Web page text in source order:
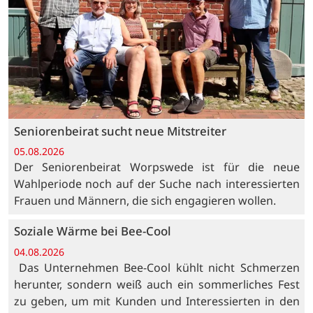
Seniorenbeirat sucht neue Mitstreiter
05.08.2026
Der Seniorenbeirat Worpswede ist für die neue
Wahlperiode noch auf der Suche nach interessierten
Frauen und Männern, die sich engagieren wollen.
Soziale Wärme bei Bee-Cool
04.08.2026
Das Unternehmen Bee-Cool kühlt nicht Schmerzen
herunter, sondern weiß auch ein sommerliches Fest
zu geben, um mit Kunden und Interessierten in den